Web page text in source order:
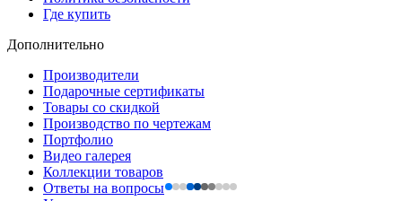
Где купить
Дополнительно
Производители
Подарочные сертификаты
Товары со скидкой
Производство по чертежам
Портфолио
Видео галерея
Коллекции товаров
Ответы на вопросы